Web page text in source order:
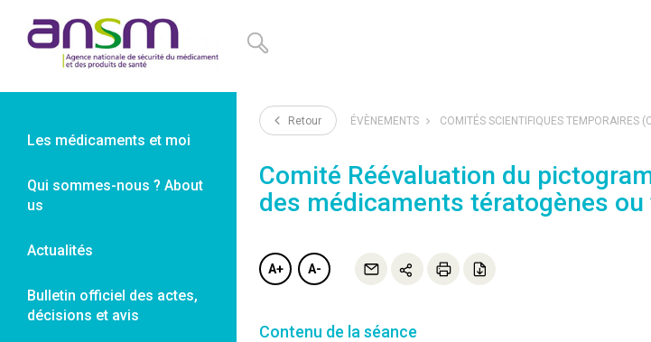
Les médicaments et moi
Qui sommes-nous ? About
us
Actualités
Bulletin officiel des actes,
décisions et avis
Retour ÉVÈNEMENTS COMITÉS SCIENTIFIQUES TEMPORAIRES
Comité Réévaluation du
des médicaments tératogènes
A+ A-
Contenu de la séance